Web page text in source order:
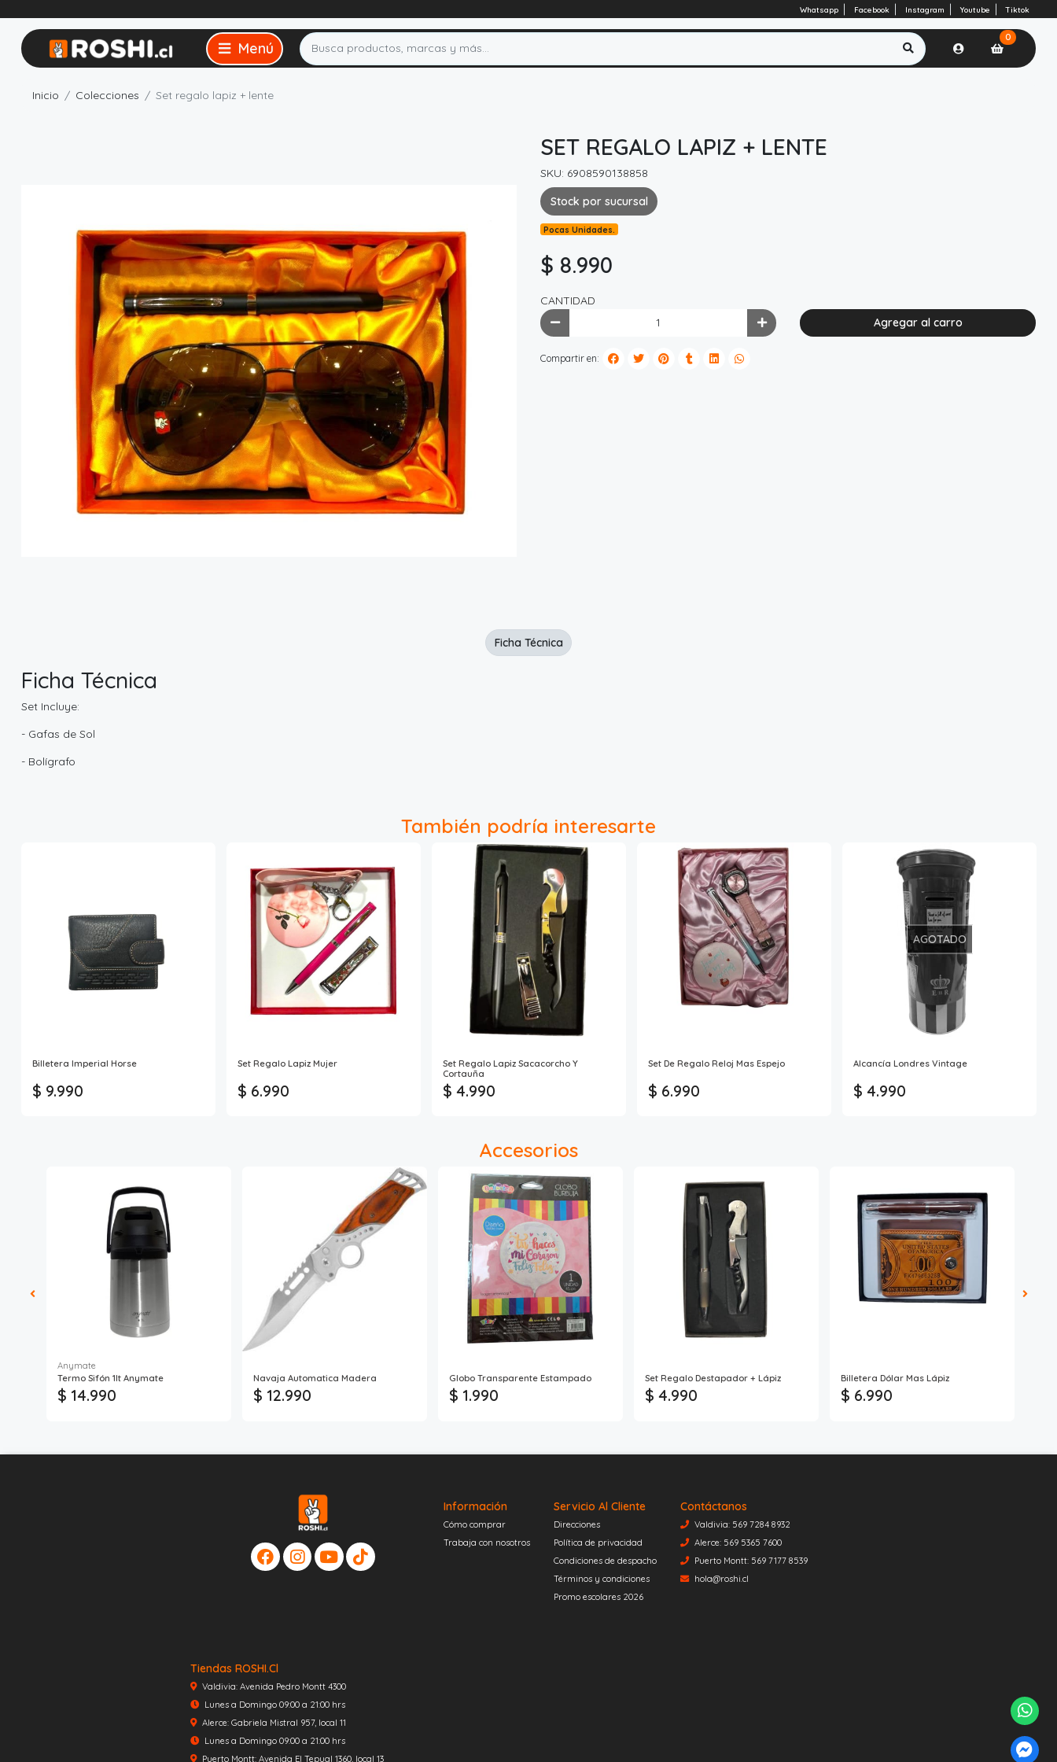
Whatsapp Facebook Instagram Youtube Tiktok
0
Inicio Colecciones Set regalo lapiz + lente
SET REGALO LAPIZ + LENTE
SKU: 6908590138858
Stock por sucursal
Pocas Unidades.
$ 8.990
CANTIDAD
Agregar al carro
Compartir en:
Ficha Técnica
Set Incluye:
- Gafas de Sol
- Bolígrafo
Ficha Técnica
También podría interesarte
Billetera Imperial Horse
$ 9.990
Set Regalo Lapiz Mujer
$ 6.990
Set Regalo Lapiz Sacacorcho Y
Cortauña
$ 4.990
Set De Regalo Reloj Mas Espejo
$ 6.990
AGOTADO
Alcancía Londres Vintage
$ 4.990
Accesorios
Anymate
Termo Sifón 1lt Anymate
$ 14.990
Navaja Automatica Madera
$ 12.990
Globo Transparente Estampado
$ 1.990
Set Regalo Destapador + Lápiz
$ 4.990
Billetera Dólar Mas Lápiz
$ 6.990
Información
Cómo comprar
Trabaja con nosotros
Servicio Al Cliente
Direcciones
Política de privacidad
Condiciones de despacho
Términos y condiciones
Promo escolares 2026
Contáctanos
Valdivia: 569 7284 8932
Alerce: 569 5365 7600
Puerto Montt: 569 7177 8539
hola@roshi.cl
Tiendas ROSHI.cl
Valdivia: Avenida Pedro Montt 4300
Lunes a Domingo 09:00 a 21:00 hrs
Alerce: Gabriela Mistral 957, local 11
Lunes a Domingo 09:00 a 21:00 hrs
Puerto Montt: Avenida El Tepual 1360, local 13